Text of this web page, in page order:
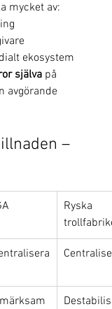
mycket av:
ekosystem
själva på
avgörande
–
Ryska